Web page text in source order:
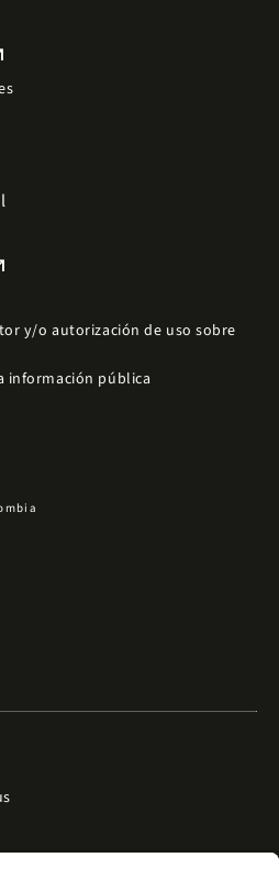
y/o autorización de uso sobre
información pública